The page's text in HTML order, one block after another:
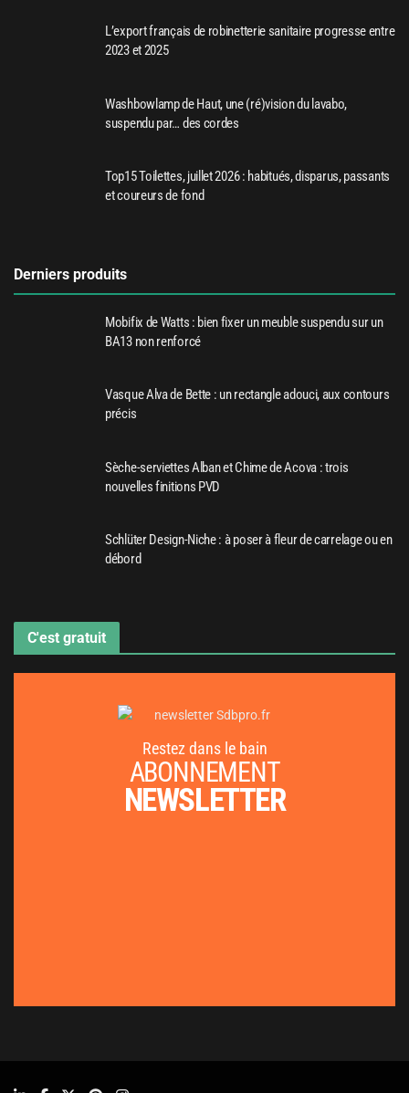
L’export français de robinetterie sanitaire progresse entre
2023 et 2025
Washbowlamp de Haut, une (ré)vision du lavabo,
suspendu par… des cordes
Top15 Toilettes, juillet 2026 : habitués, disparus, passants
et coureurs de fond
Derniers produits
Mobifix de Watts : bien fixer un meuble suspendu sur un
BA13 non renforcé
Vasque Alva de Bette : un rectangle adouci, aux contours
précis
Sèche-serviettes Alban et Chime de Acova : trois
nouvelles finitions PVD
Schlüter Design-Niche : à poser à fleur de carrelage ou en
débord
C'est gratuit
Restez dans le bain
ABONNEMENT
NEWSLETTER